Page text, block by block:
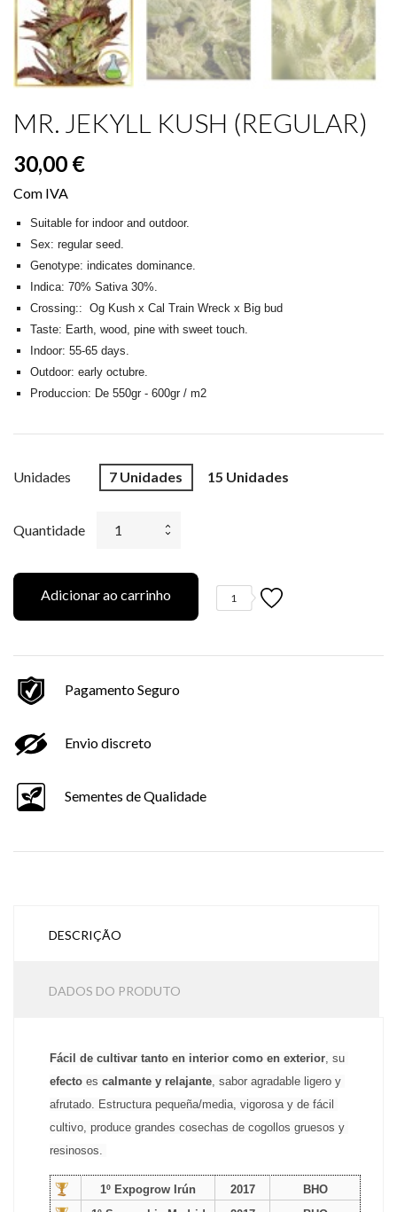
MR. JEKYLL KUSH (REGULAR)
30,00 €
Com IVA
Suitable for indoor and outdoor.
Sex: regular seed.
Genotype: indicates dominance.
Indica: 70% Sativa 30%.
Crossing:: Og Kush x Cal Train Wreck x Big bud
Taste: Earth, wood, pine with sweet touch.
Indoor: 55-65 days.
Outdoor: early octubre.
Produccion: De 550gr - 600gr / m2
Unidades 7 Unidades 15 Unidades
Quantidade
Adicionar ao carrinho 1
Pagamento Seguro
Envio discreto
Sementes de Qualidade
DESCRIÇÃO
DADOS DO PRODUTO
Fácil de cultivar tanto en interior como en exterior
efecto es calmante y relajante , sabor agradable ligero y
afrutado. Estructura pequeña/media, vigorosa y de fácil
cultivo, produce grandes cosechas de cogollos gruesos y
resinosos.
1º Expogrow Irún 2017
BHO